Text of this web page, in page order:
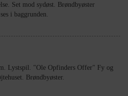
Set mod sydøst. Brøndbyøster
i baggrunden.
Lystspil. "Ole Opfinders Offer" Fy og
Brøndbyøster.